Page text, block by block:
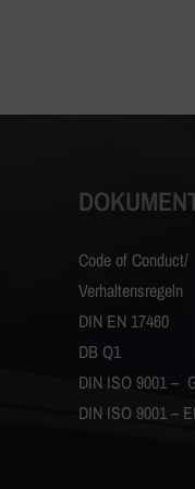
Code of Conduct/
Verhaltensregeln
DIN EN 17460
DB Q1
DIN ISO 9001 –
DIN ISO 9001 –